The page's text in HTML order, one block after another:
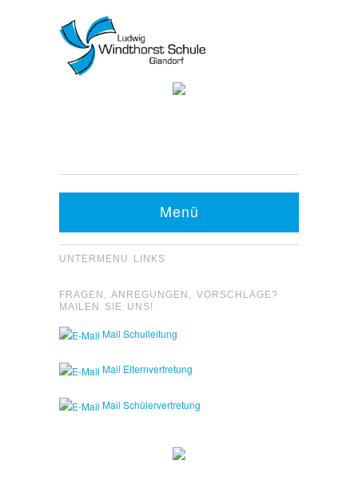
Fax: 05426 9480-20
Menü
UNTERMENU LINKS
FRAGEN, ANREGUNGEN, VORSCHLÄGE?
MAILEN SIE UNS!
Mail Schulleitung
Mail Elternvertretung
Mail Schülervertretung